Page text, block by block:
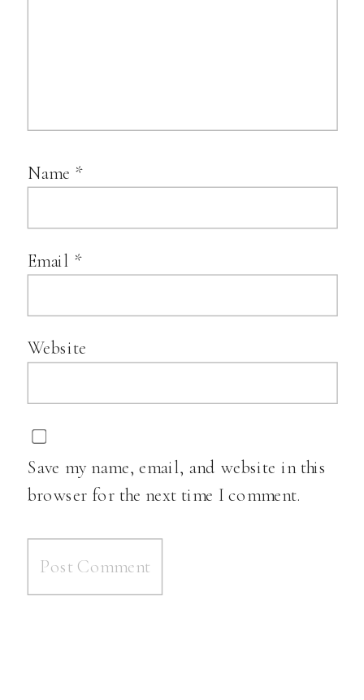
Name *
Email *
Website
Save my name, email, and website in this
browser for the next time I comment.